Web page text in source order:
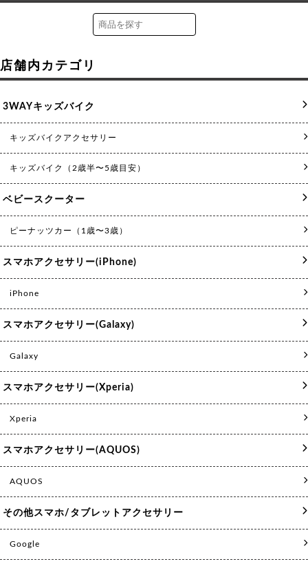
店舗内カテゴリ
3WAYキッズバイク
キッズバイクアクセサリー
キッズバイク（2歳半〜5歳目安）
ベビースクーター
ピーナッツカー（1歳〜3歳）
スマホアクセサリー(iPhone)
iPhone
スマホアクセサリー(Galaxy)
Galaxy
スマホアクセサリー(Xperia)
Xperia
スマホアクセサリー(AQUOS)
AQUOS
その他スマホ/タブレットアクセサリー
Google